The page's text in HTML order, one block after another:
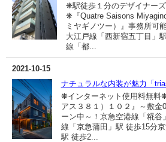
❋駅徒歩１分のデザイナー
❋『Quatre Saisons
ミヤギノツー）』事務所可
大江戸線「西新宿五丁目」
線「都...
2021-10-15
ナチュラルな内装が魅力「
❋インターネット使用料無料
アス３８１）１０２』～敷金
ーン中～！京急空港線「糀谷
線「京急蒲田」駅 徒歩15分京
駅 徒歩2...